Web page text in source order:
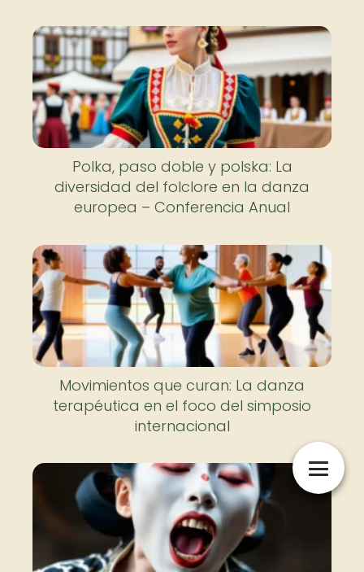
Polka, paso doble y polska: La
diversidad del folclore en la danza
europea – Conferencia Anual
Movimientos que curan: La danza
terapéutica en el foco del simposio
internacional